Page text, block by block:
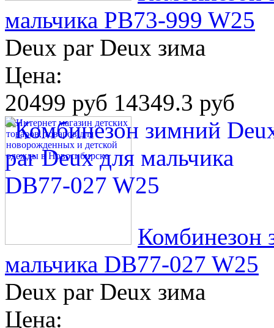
мальчика PB73-999 W25
Deux par Deux зима
Цена:
20499 руб 14349.3 руб
Комбинезон
мальчика DB77-027 W25
Deux par Deux зима
Цена: